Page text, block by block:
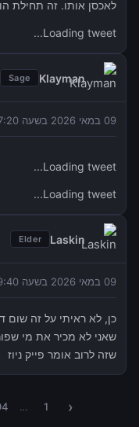
לאכסן אותו. זה תחילת
Loading tweet...
Klayman
Sage
09 במאי 2026 בשעה 17:20
Loading tweet...
Loading tweet...
Laskin
Elder
09 במאי 2026 בשעה 19:40
כן, לא ראיתי על זה שום
שאני לא מכיר את מי
שזה לרוב אומר פייק ניוז
‹
1
…